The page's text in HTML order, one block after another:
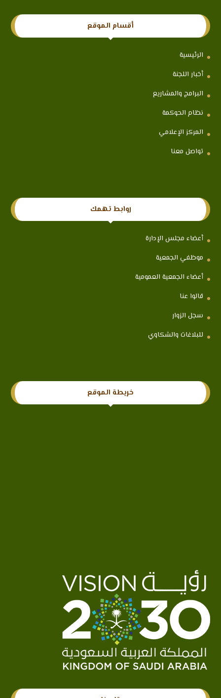
أقسام الموقع
الرئيسية
أخبار اللجنة
البرامج والمشاريع
نظام الحوكمة
المركز الإعلامي
تواصل معنا
روابط تهمك
أعضاء مجلس الإدارة
موظفي الجمعية
أعضاء الجمعية العمومية
قالوا عنا
سجل الزوار
للبلاغات والشكاوي
خريطة الموقع